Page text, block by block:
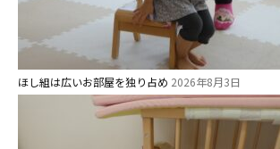
ほし組は広いお部屋を独り占め 2026年8月3日